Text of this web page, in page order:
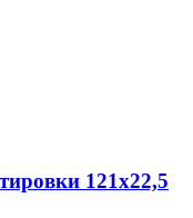
121х22,5